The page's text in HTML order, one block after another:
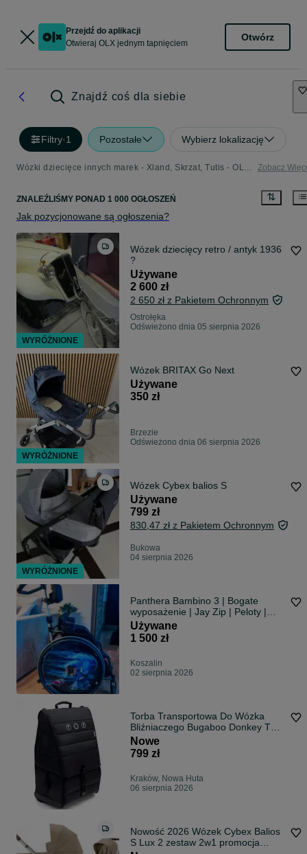
Przejdź do aplikacji
Otwieraj OLX jednym tapnięciem
Otwórz
Znajdź coś dla siebie
Filtry·1 Pozostałe Wybierz lokalizację
Wózki dziecięce innych marek - Xland, Skrzat, Tutis - OLX.pl Zobacz
ZNALEŹLIŚMY PONAD 1 000 OGŁOSZEŃ
Jak pozycjonowane są ogłoszenia?
Wózek dziecięcy retro / antyk 1936
?
Używane
2 600 zł
2 650 zł z Pakietem Ochronnym
Ostrołęka
Odświeżono dnia 05 sierpnia 2026
Wózek BRITAX Go Next
Używane
350 zł
Brzezie
Odświeżono dnia 06 sierpnia 2026
Wózek Cybex balios S
Używane
799 zł
830,47 zł z Pakietem Ochronnym
Bukowa
04 sierpnia 2026
Panthera Bambino 3 | Bogate
wyposażenie | Jay Zip | Peloty |
Pająk | Po 1 dziecku | 30 cm
Używane
1 500 zł
Koszalin
02 sierpnia 2026
Torba Transportowa Do Wózka
Bliźniaczego Bugaboo Donkey Twin
i innych
Nowe
799 zł
Kraków, Nowa Huta
06 sierpnia 2026
Nowość 2026 Wózek Cybex Balios
S Lux 2 zestaw 2w1 promocja
WYRÓŻNIONE
WYRÓŻNIONE
WYRÓŻNIONE